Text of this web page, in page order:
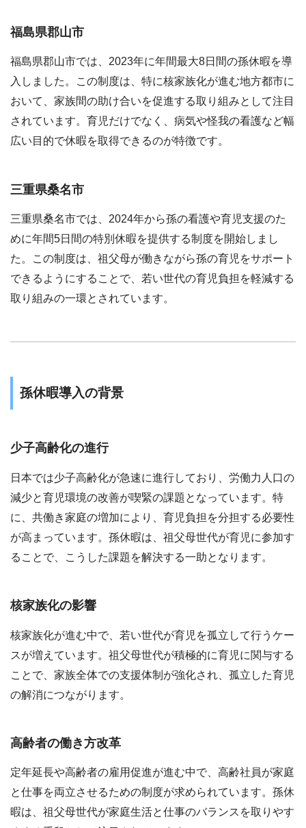
福島県郡山市
福島県郡山市では、2023年に年間最大8日間の孫休暇を導
入しました。この制度は、特に核家族化が進む地方都市に
おいて、家族間の助け合いを促進する取り組みとして注目
されています。育児だけでなく、病気や怪我の看護など幅
広い目的で休暇を取得できるのが特徴です。
三重県桑名市
三重県桑名市では、2024年から孫の看護や育児支援のた
めに年間5日間の特別休暇を提供する制度を開始しまし
た。この制度は、祖父母が働きながら孫の育児をサポート
できるようにすることで、若い世代の育児負担を軽減する
取り組みの一環とされています。
孫休暇導入の背景
少子高齢化の進行
日本では少子高齢化が急速に進行しており、労働力人口の
減少と育児環境の改善が喫緊の課題となっています。特
に、共働き家庭の増加により、育児負担を分担する必要性
が高まっています。孫休暇は、祖父母世代が育児に参加す
ることで、こうした課題を解決する一助となります。
核家族化の影響
核家族化が進む中で、若い世代が育児を孤立して行うケー
スが増えています。祖父母世代が積極的に育児に関与する
ことで、家族全体での支援体制が強化され、孤立した育児
の解消につながります。
高齢者の働き方改革
定年延長や高齢者の雇用促進が進む中で、高齢社員が家庭
と仕事を両立させるための制度が求められています。孫休
暇は、祖父母世代が家庭生活と仕事のバランスを取りやす